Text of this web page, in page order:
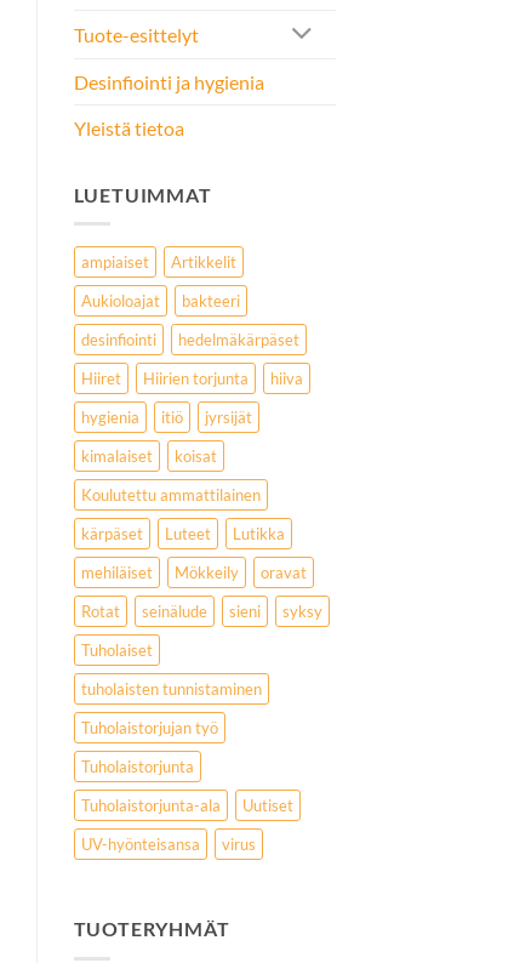
Tuote-esittelyt
Desinfiointi ja hygienia
Yleistä tietoa
LUETUIMMAT
ampiaiset
Artikkelit
Aukioloajat
bakteeri
desinfiointi
hedelmäkärpäset
Hiiret
Hiirien torjunta
hiiva
hygienia
itiö
jyrsijät
kimalaiset
koisat
Koulutettu ammattilainen
kärpäset
Luteet
Lutikka
mehiläiset
Mökkeily
oravat
Rotat
seinälude sieni
syksy
Tuholaiset
tuholaisten tunnistaminen
Tuholaistorjujan työ
Tuholaistorjunta
Tuholaistorjunta-ala
Uutiset
UV-hyönteisansa
virus
TUOTERYHMÄT